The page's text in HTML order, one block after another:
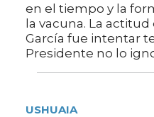
en el tiempo y la
la vacuna. La actitud
García fue intentar
Presidente no lo
USHUAIA